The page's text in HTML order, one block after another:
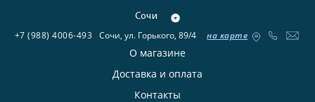
Сочи
+7 (988) 4006-493 Сочи, ул. Горького, 89/4 на карте
О магазине
Доставка и оплата
Контакты